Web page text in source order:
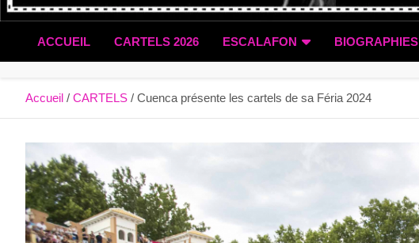
ACCUEIL CARTELS 2026 ESCALAFON BIOGRAPHIES
Accueil CARTELS Cuenca présente les cartels de sa Féria 2024